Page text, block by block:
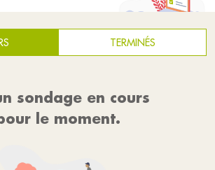
TERMINÉS
sondage en cours
le moment.